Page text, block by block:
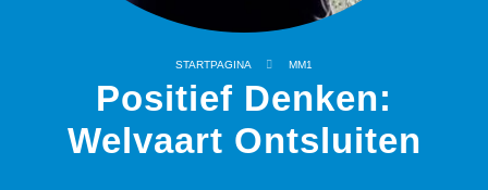
STARTPAGINA MM1
Positief Denken:
Welvaart Ontsluiten